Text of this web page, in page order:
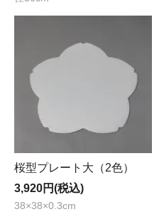
桜型プレート大（2色）
3,920円(税込)
38×38×0.3cm